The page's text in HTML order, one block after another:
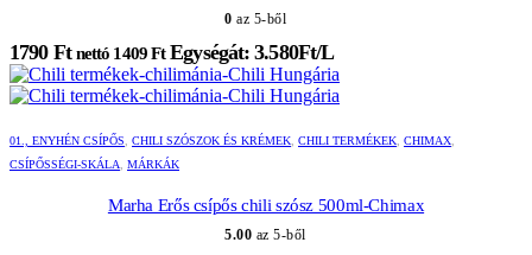
0 az 5-ből
1790 Ft nettó 1409Ft Egységát: 3.580Ft/L
01., ENYHÉN CSÍPŐS CHILI SZÓSZOK ÉS KRÉMEK CHILI TERMÉKEK CHIMAX
CSÍPŐSSÉGI-SKÁLA
MÁRKÁK
Marha Erős csípős chili szósz 500ml-Chimax
5.00 az 5-ből